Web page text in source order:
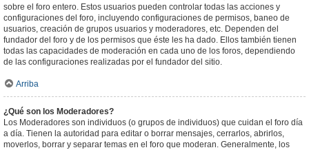
sobre el foro entero. Estos usuarios pueden controlar todas las acciones y
configuraciones del foro, incluyendo configuraciones de permisos, baneo de
usuarios, creación de grupos usuarios y moderadores, etc. Dependen del
fundador del foro y de los permisos que éste les ha dado. Ellos también tienen
todas las capacidades de moderación en cada uno de los foros, dependiendo
de las configuraciones realizadas por el fundador del sitio.
Arriba
¿Qué son los Moderadores?
Los Moderadores son individuos (o grupos de individuos) que cuidan el foro día
a día. Tienen la autoridad para editar o borrar mensajes, cerrarlos, abrirlos,
moverlos, borrar y separar temas en el foro que moderan. Generalmente, los